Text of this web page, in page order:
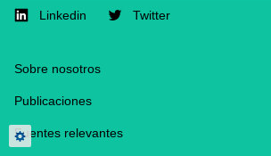
Linkedin Twitter
Footer
Sobre nosotros
Publicaciones
Fuentes relevantes
Privacy settings